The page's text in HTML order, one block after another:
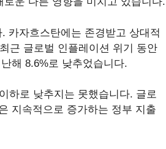
카자흐스탄에는 존경받고 상대적
근 글로벌 인플레이션 위기 동안
해 8.6%로 낮추었습니다.
하로 낮추지는 못했습니다. 글로
지속적으로 증가하는 정부 지출